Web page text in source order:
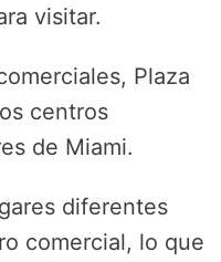
visitar.
Plaza
centros
de Miami.
diferentes
comercial, lo que